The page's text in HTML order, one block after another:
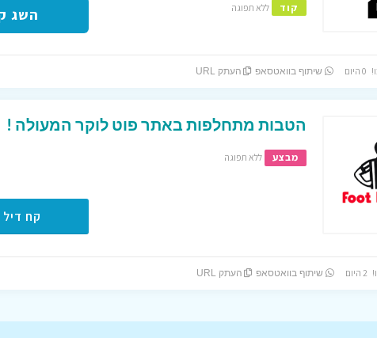
קוד ללא תפוגה השג
שיתוף בוואטסאפ העתק URL
הטבות מתחלפות באתר פוט לוקר המעולה !
מבצע ללא תפוגה
קח דיל
שיתוף בוואטסאפ העתק URL